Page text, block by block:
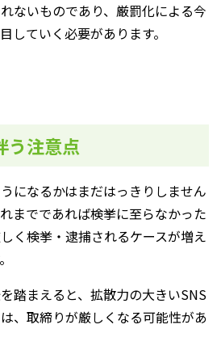
ないものであり、厳罰化による今
していく必要があります。
注意点
になるかはまだはっきりしません
までであれば検挙に至らなかった
く検挙・逮捕されるケースが増え
踏まえると、拡散力の大きいSNS
、取締りが厳しくなる可能性があ